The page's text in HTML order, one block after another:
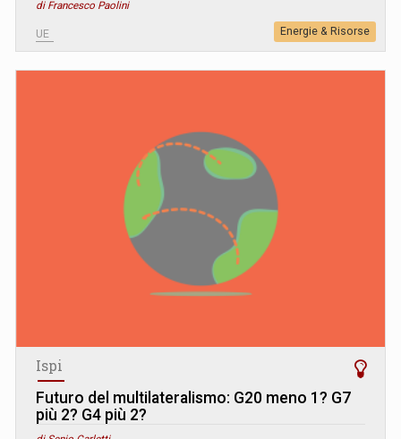
di Francesco Paolini
UE Energie & Risorse
Ispi
Futuro del multilateralismo: G20 meno 1? G7
più 2? G4 più 2?